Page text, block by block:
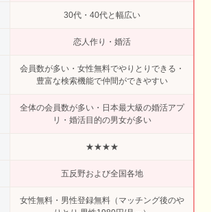
30代・40代と幅広い
恋人作り・婚活
会員数が多い・女性無料でやりとりできる・
豊富な検索機能で仲間ができやすい
全体の会員数が多い・日本最大級の婚活アプ
リ・婚活目的の男女が多い
★★★★
五反野および全国各地
女性無料・男性登録無料（マッチング後のや